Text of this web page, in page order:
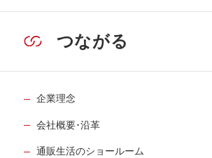
つながる
企業理念
会社概要･沿革
通販生活のショールーム